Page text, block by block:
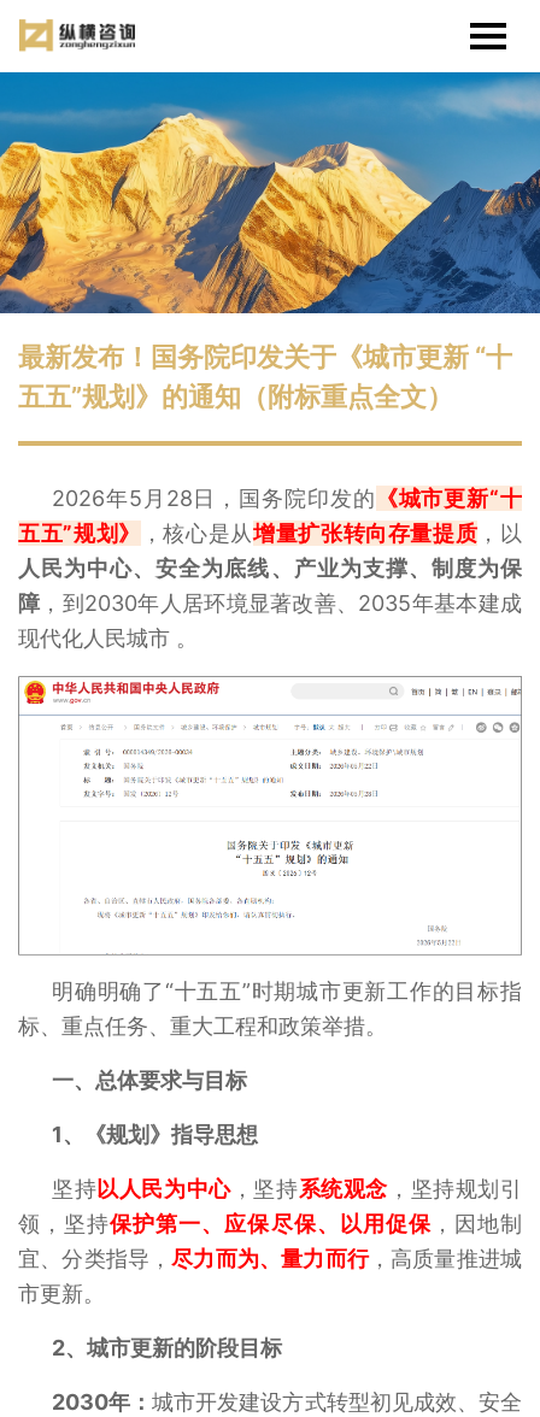
最新发布！国务院印发关于《城市更新 “十
五五”规划》的通知（附标重点全文）
2026年5月28日，国务院印发的 《城市更新“十
五五”规划》
，核心是从增量扩张转向存量提质 ，以
人民为中心、安全为底线、产业为支撑、制度为保
障 ，到2030年人居环境显著改善、2035年基本建成
现代化人民城市 。
明确明确了“十五五”时期城市更新工作的目标指
标、重点任务、重大工程和政策举措。
一、总体要求与目标
1、 《规划》指导思想
坚持以人民为中心，坚持系统观念 ，坚持规划引
领，坚持保护第一、应保尽保、以用促保，因地制
宜、分类指导，尽力而为、量力而行，高质量推进城
市更新。
2、 城市更新的阶段目标
2030年：城市开发建设方式转型初见成效、安全